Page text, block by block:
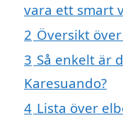
vara ett smart
2 Översikt
3 Så enkelt är
Karesuando?
4 Lista över